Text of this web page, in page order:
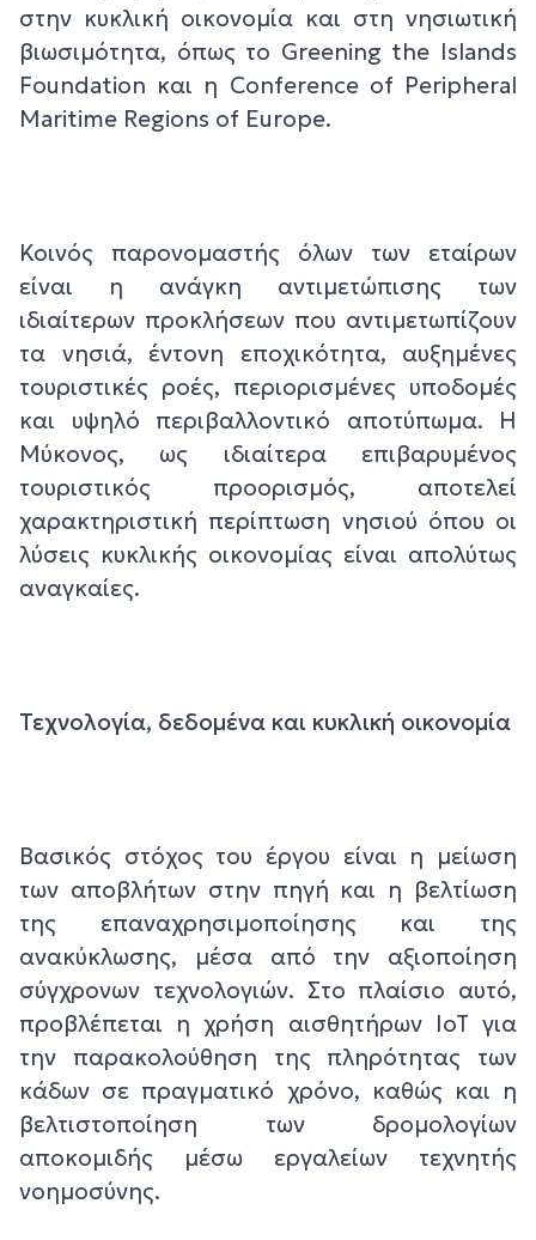
στην κυκλική οικονομία και στη νησιωτική
βιωσιμότητα, όπως το Greening the Islands
Foundation και η Conference of Peripheral
Maritime Regions of Europe.
Κοινός παρονομαστής όλων των εταίρων
είναι η ανάγκη αντιμετώπισης των
ιδιαίτερων προκλήσεων που αντιμετωπίζουν
τα νησιά, έντονη εποχικότητα, αυξημένες
τουριστικές ροές, περιορισμένες υποδομές
και υψηλό περιβαλλοντικό αποτύπωμα. Η
Μύκονος, ως ιδιαίτερα επιβαρυμένος
τουριστικός προορισμός, αποτελεί
χαρακτηριστική περίπτωση νησιού όπου οι
λύσεις κυκλικής οικονομίας είναι απολύτως
αναγκαίες.
Τεχνολογία, δεδομένα και κυκλική οικονομία
Βασικός στόχος του έργου είναι η μείωση
των αποβλήτων στην πηγή και η βελτίωση
της επαναχρησιμοποίησης και της
ανακύκλωσης, μέσα από την αξιοποίηση
σύγχρονων τεχνολογιών. Στο πλαίσιο αυτό,
προβλέπεται η χρήση αισθητήρων IoT για
την παρακολούθηση της πληρότητας των
κάδων σε πραγματικό χρόνο, καθώς και η
βελτιστοποίηση των δρομολογίων
αποκομιδής μέσω εργαλείων τεχνητής
νοημοσύνης.